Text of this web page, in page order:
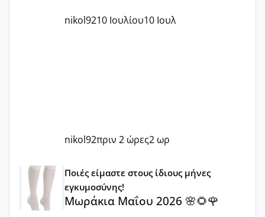
nikol9210 Ιουλίου10 Ιουλ
nikol92πριν 2 ώρες2 ωρ
Μωράκια Μαΐου 2026 🌸🌻🌹
Ποιές είμαστε στους ίδιους μήνες
εγκυμοσύνης!
Μωράκια Μαΐου 2026 🌸🌻🌹